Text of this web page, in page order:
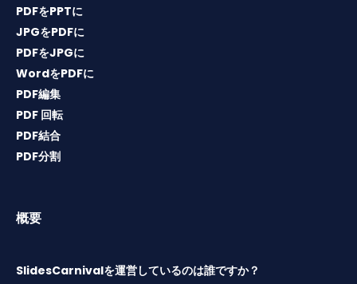
PDFをPPTに
JPGをPDFに
PDFをJPGに
WordをPDFに
PDF編集
PDF 回転
PDF結合
PDF分割
概要
SlidesCarnivalを運営しているのは誰ですか？